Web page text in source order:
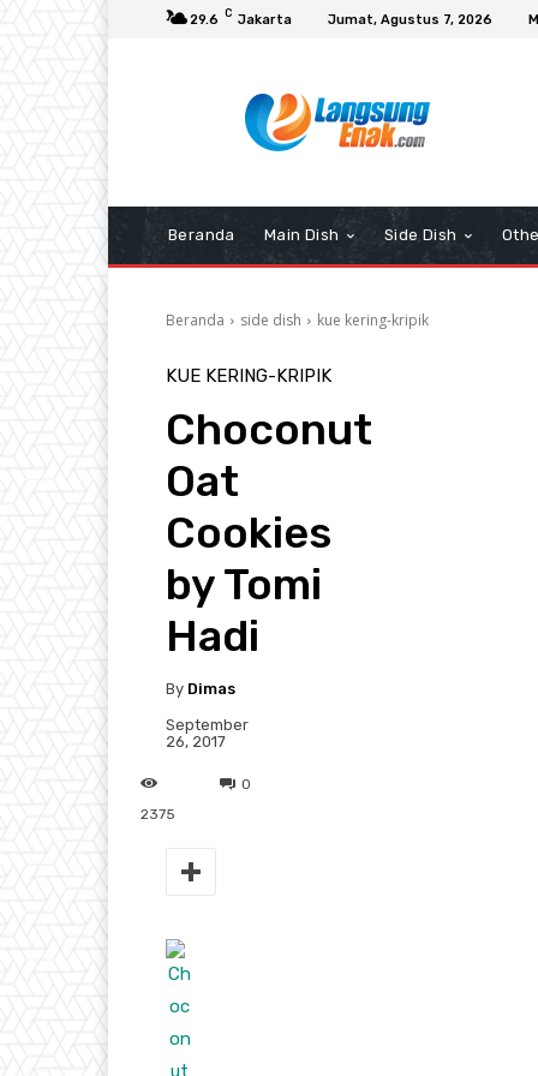
29.6 C Jakarta Jumat, Agustus 7, 2026
Beranda Main Dish Side Dish
Beranda side dish kue kering-kripik
KUE KERING-KRIPIK
Choconut
Oat
Cookies
by Tomi
Hadi
By Dimas
September
26, 2017
0
2375